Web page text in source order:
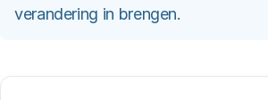
verandering in brengen.